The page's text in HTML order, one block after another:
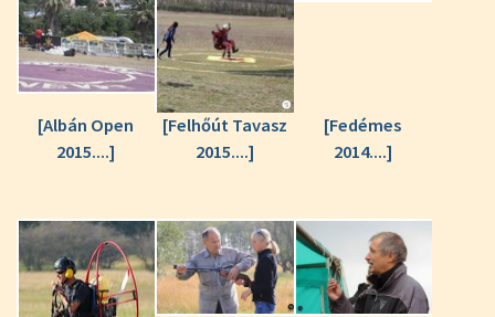
[Albán Open
2015....]
[Felhőút Tavasz
2015....]
[Fedémes
2014....]